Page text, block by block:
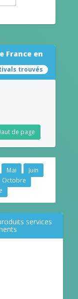
France en
trouvés
de page
Mai
Juin
Octobre
services